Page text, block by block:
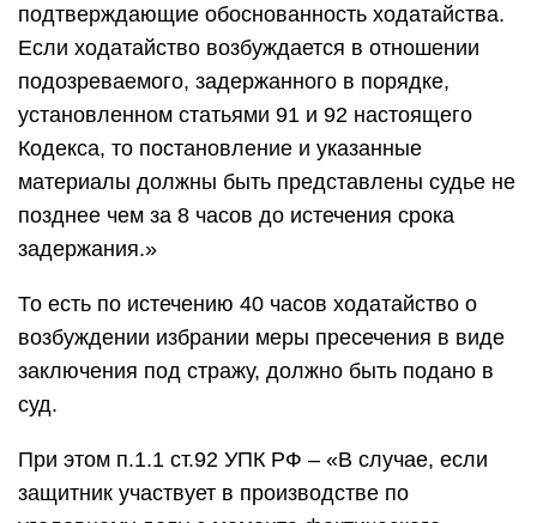
подтверждающие обоснованность ходатайства.
Если ходатайство возбуждается в отношении
подозреваемого, задержанного в порядке,
установленном статьями 91 и 92 настоящего
Кодекса, то постановление и указанные
материалы должны быть представлены судье не
позднее чем за 8 часов до истечения срока
задержания.»
То есть по истечению 40 часов ходатайство о
возбуждении избрании меры пресечения в виде
заключения под стражу, должно быть подано в
суд.
При этом п.1.1 ст.92 УПК РФ – «В случае, если
защитник участвует в производстве по